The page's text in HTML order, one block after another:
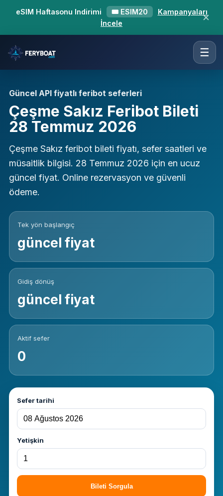
eSIM Haftasonu Indirimi 🎟 ESIM20
Kampanyaları
İncele
✕
☰
Güncel API fiyatlı feribot seferleri
Çeşme Sakız Feribot Bileti
28 Temmuz 2026
Çeşme Sakız feribot bileti fiyatı, sefer saatleri ve
müsaitlik bilgisi. 28 Temmuz 2026 için en ucuz
güncel fiyat. Online rezervasyon ve güvenli
ödeme.
Tek yön başlangıç
güncel fiyat
Gidiş dönüş
güncel fiyat
Aktif sefer
0
Sefer tarihi
Yetişkin
Bileti Sorgula